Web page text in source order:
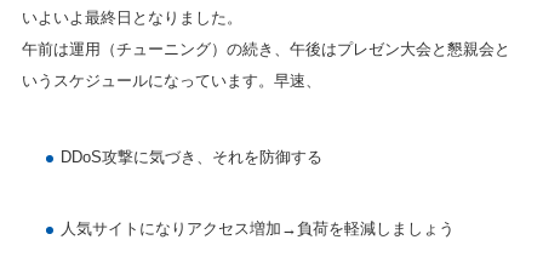
いよいよ最終日となりました。
午前は運用（チューニング）の続き、午後はプレゼン大会と懇親会と
いうスケジュールになっています。早速、
DDoS攻撃に気づき、それを防御する
人気サイトになりアクセス増加→負荷を軽減しましょう